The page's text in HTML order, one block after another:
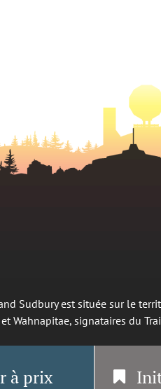
Sudbury est située sur le
Wahnapitae, signataires du
à prix